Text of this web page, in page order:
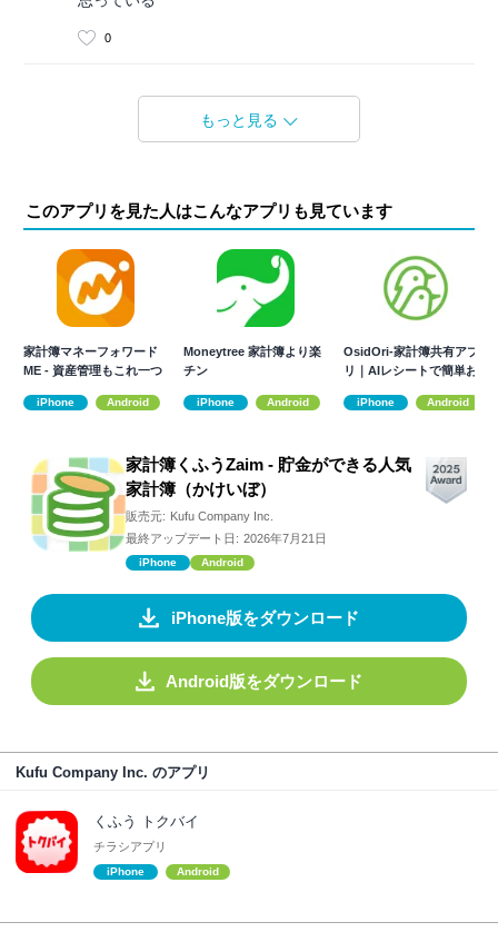
0
もっと見る
このアプリを見た人はこんなアプリも見ています
家計簿マネーフォワード
ME - 資産管理もこれ一つ
iPhone Android
Moneytree 家計簿より楽
チン
iPhone Android
OsidOri-家計簿共有アプ
リ｜AIレシートで簡単お
iPhone Android
家計簿くふうZaim - 貯金ができる人気
家計簿（かけいぼ）
販売元: Kufu Company Inc.
最終アップデート日: 2026年7月21日
iPhone Android
iPhone版をダウンロード
Android版をダウンロード
Kufu Company Inc. のアプリ
くふう トクバイ
チラシアプリ
iPhone Android